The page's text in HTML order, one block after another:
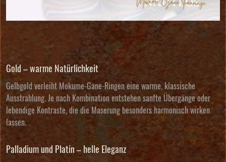
Gold – warme Natürlichkeit
Gelbgold verleiht Mokume-Gane-Ringen eine warme, klassische
Ausstrahlung. Je nach Kombination entstehen sanfte Übergänge oder
lebendige Kontraste, die die Maserung besonders harmonisch wirken
lassen.
Palladium und Platin – helle Eleganz